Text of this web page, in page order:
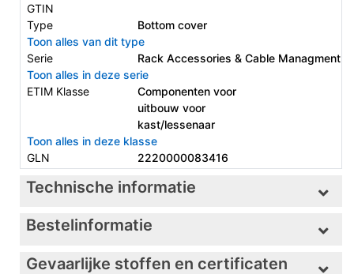
GTIN
Type
Bottom cover
Toon alles van dit type
Serie
Rack Accessories & Cable Managment
Toon alles in deze serie
ETIM Klasse
Componenten voor
uitbouw voor
kast/lessenaar
Toon alles in deze klasse
GLN
2220000083416
Technische informatie
Bestelinformatie
Gevaarlijke stoffen en certificaten